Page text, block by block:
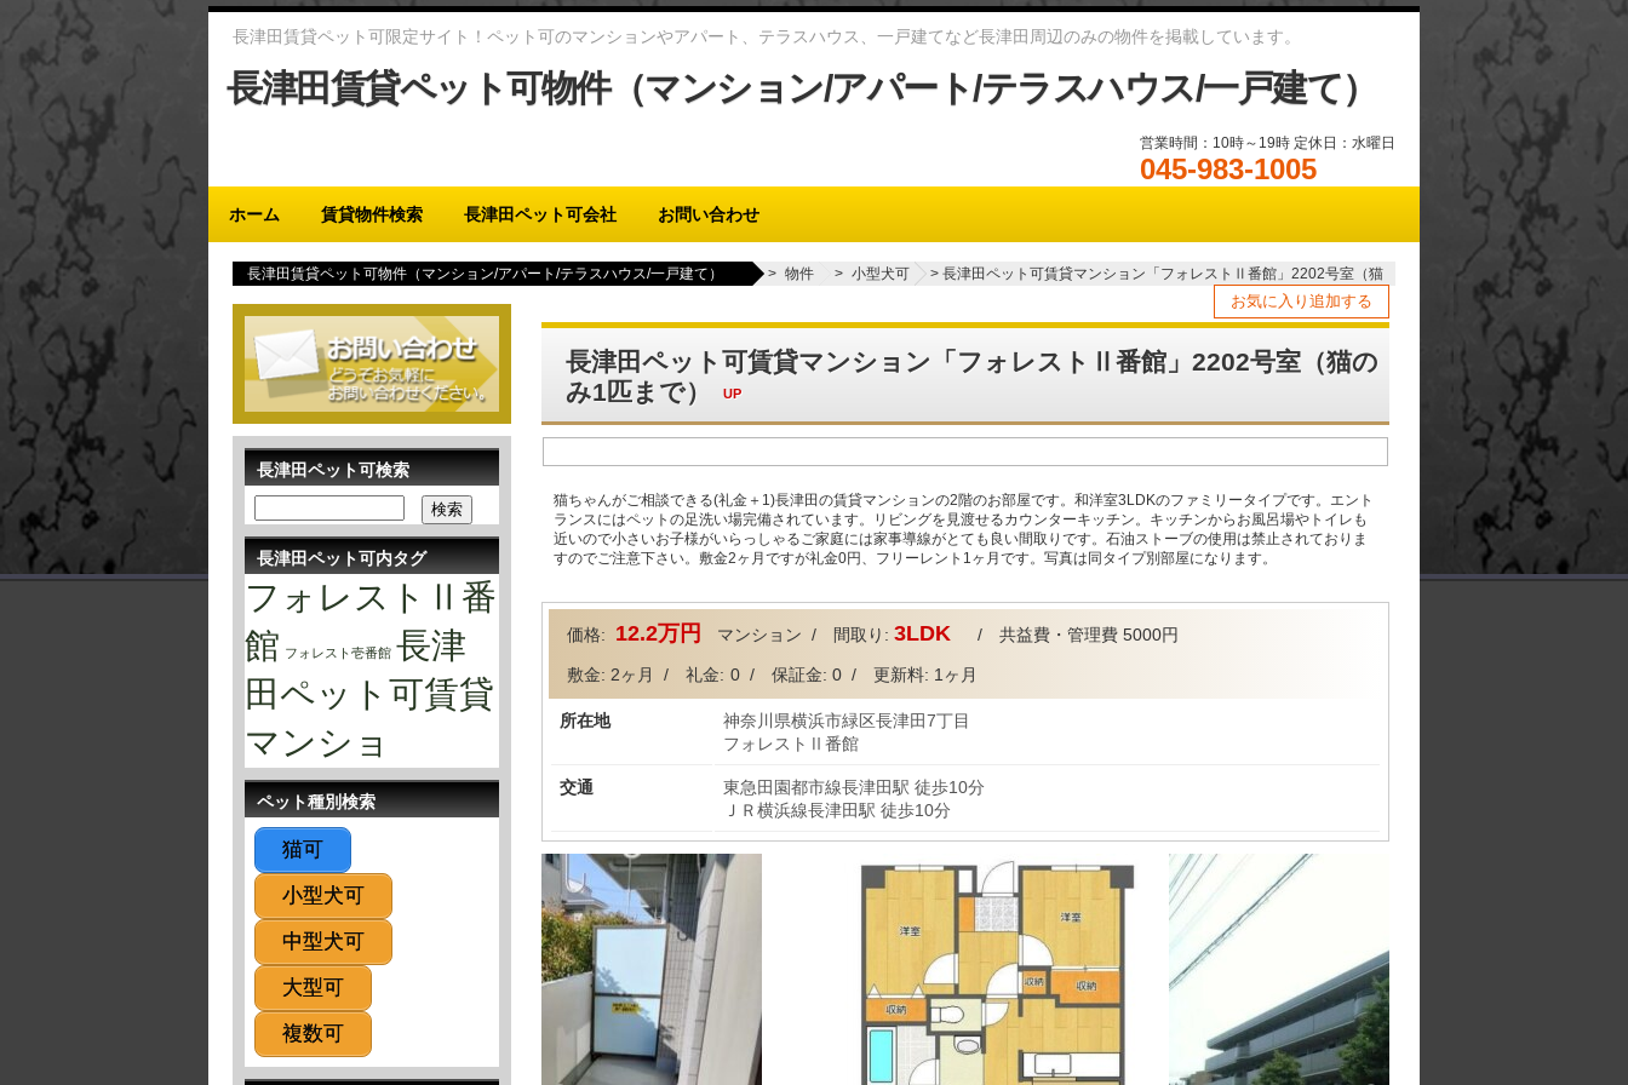
長津田賃貸ペット可限定サイト！ペット可のマンションやアパート、テラスハウス、一戸建てなど長津田周辺のみの物件を掲載しています。
長津田賃貸ペット可物件（マンション/アパート/テラスハウス/一戸建て）
営業時間：10時～19時 定休日：水曜日
045-983-1005
ホーム 賃貸物件検索 長津田ペット可会社 お問い合わせ
長津田賃貸ペット可物件（マンション/アパート/テラスハウス/一戸建て） > 物件 > 小型犬可 > 長津田ペット可賃貸マンション「フォレストⅡ番館」2202号室（猫
お気に入り追加する
長津田ペット可賃貸マンション「フォレストⅡ番館」2202号室（猫の
み1匹まで）
UP
猫ちゃんがご相談できる(礼金＋1)長津田の賃貸マンションの2階のお部屋です。和洋室3LDKのファミリータイプです。エント
ランスにはペットの足洗い場完備されています。リビングを見渡せるカウンターキッチン。キッチンからお風呂場やトイレも
近いので小さいお子様がいらっしゃるご家庭には家事導線がとても良い間取りです。石油ストーブの使用は禁止されておりま
すのでご注意下さい。敷金2ヶ月ですが礼金0円、フリーレント1ヶ月です。写真は同タイプ別部屋になります。
価格: 12.2万円 マンション / 間取り: 3LDK / 共益費・管理費 5000円
敷金: 2ヶ月 / 礼金: 0 / 保証金: 0 / 更新料: 1ヶ月
所在地
神奈川県横浜市緑区長津田7丁目
フォレストⅡ番館
交通
東急田園都市線長津田駅 徒歩10分
ＪＲ横浜線長津田駅 徒歩10分
長津田ペット可検索
長津田ペット可内タグ
フォレストⅡ番
館 フォレスト壱番館 長津
田ペット可賃貸
マンショ
ペット種別検索
猫可
小型犬可
中型犬可
大型可
複数可